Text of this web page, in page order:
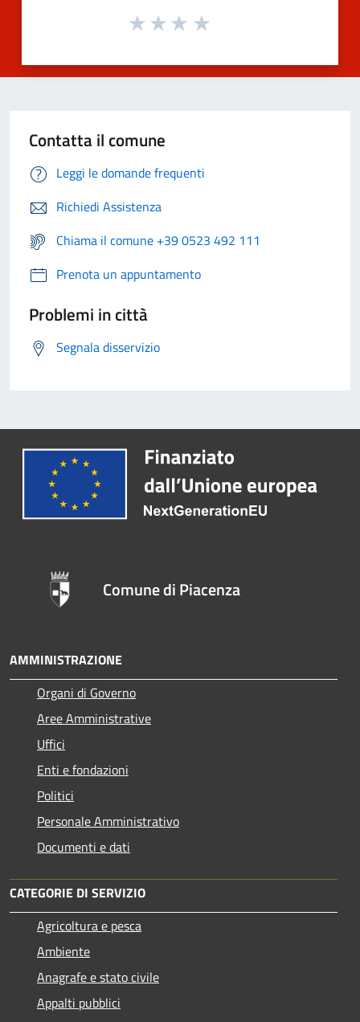
Contatta il comune
Leggi le domande frequenti
Richiedi Assistenza
Chiama il comune +39 0523 492 111
Prenota un appuntamento
Problemi in città
Segnala disservizio
Comune di Piacenza
AMMINISTRAZIONE
Organi di Governo
Aree Amministrative
Uffici
Enti e fondazioni
Politici
Personale Amministrativo
Documenti e dati
CATEGORIE DI SERVIZIO
Agricoltura e pesca
Ambiente
Anagrafe e stato civile
Appalti pubblici